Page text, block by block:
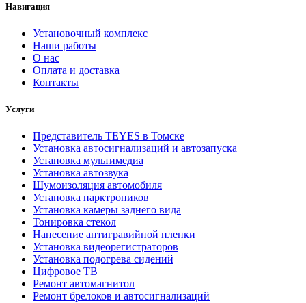
Навигация
Установочный комплекс
Наши работы
О нас
Оплата и доставка
Контакты
Услуги
Представитель TEYES в Томске
Установка автосигнализаций и автозапуска
Установка мультимедиа
Установка автозвука
Шумоизоляция автомобиля
Установка парктроников
Установка камеры заднего вида
Тонировка стекол
Нанесение антигравийной пленки
Установка видеорегистраторов
Установка подогрева сидений
Цифровое ТВ
Ремонт автомагнитол
Ремонт брелоков и автосигнализаций